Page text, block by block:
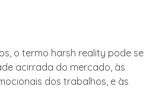
o termo harsh reality pode se
acirrada do mercado, às
dos trabalhos, e às